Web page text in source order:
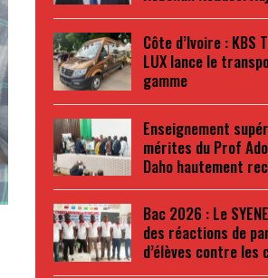
Côte d’Ivoire : KBS
LUX lance le
gamme
Enseignement
mérites du Prof
Daho hautement
Bac 2026 : Le
des réactions de
d’élèves contre